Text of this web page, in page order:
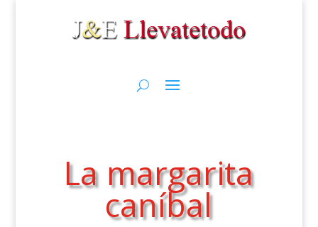
La margarita
caníbal